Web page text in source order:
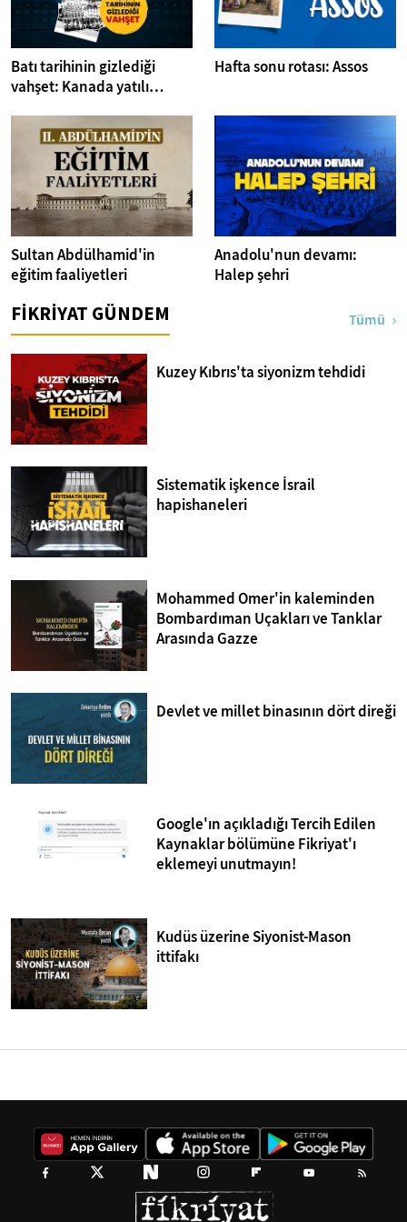
Batı tarihinin gizlediği
vahşet: Kanada yatılı
Hafta sonu rotası: Assos
Sultan Abdülhamid'in
eğitim faaliyetleri
Anadolu'nun devamı:
Halep şehri
FİKRİYAT GÜNDEM Tümü
Kuzey Kıbrıs'ta siyonizm tehdidi
Sistematik işkence İsrail
hapishaneleri
Mohammed Omer'in kaleminden
Bombardıman Uçakları ve Tanklar
Arasında Gazze
Devlet ve millet binasının dört direği
Google'ın açıkladığı Tercih Edilen
Kaynaklar bölümüne Fikriyat'ı
eklemeyi unutmayın!
Kudüs üzerine Siyonist-Mason
ittifakı